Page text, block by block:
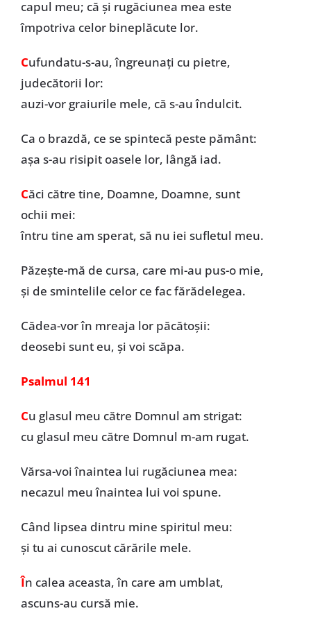
capul meu; că și rugăciunea mea este
împotriva celor bineplăcute lor.
Cufundatu-s-au, îngreunați cu pietre,
judecătorii lor:
auzi-vor graiurile mele, că s-au îndulcit.
Ca o brazdă, ce se spintecă peste pământ:
așa s-au risipit oasele lor, lângă iad.
Căci către tine, Doamne, Doamne, sunt
ochii mei:
întru tine am sperat, să nu iei sufletul meu.
Păzește-mă de cursa, care mi-au pus-o mie,
și de smintelile celor ce fac fărădelegea.
Cădea-vor în mreaja lor păcătoșii:
deosebi sunt eu, și voi scăpa.
Psalmul 141
Cu glasul meu către Domnul am strigat:
cu glasul meu către Domnul m-am rugat.
Vărsa-voi înaintea lui rugăciunea mea:
necazul meu înaintea lui voi spune.
Când lipsea dintru mine spiritul meu:
și tu ai cunoscut cărările mele.
În calea aceasta, în care am umblat,
ascuns-au cursă mie.